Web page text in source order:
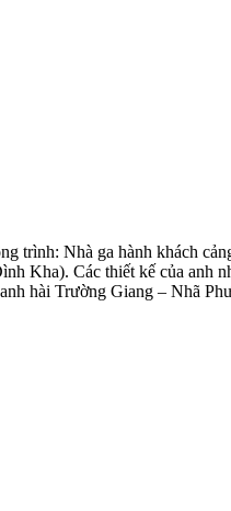
trình: Nhà ga hành khách
Kha). Các thiết kế của anh
hài Trường Giang – Nhã